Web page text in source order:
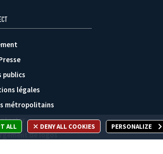
publics
légales
métropolitains
de logos
ALL DENY ALL COOKIES PERSONALIZE